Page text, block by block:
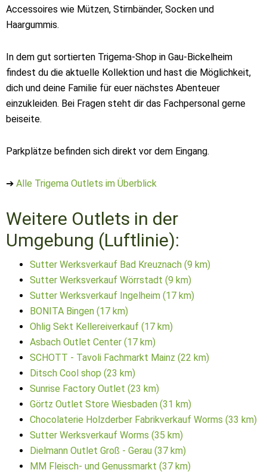
Accessoires wie Mützen, Stirnbänder, Socken und
Haargummis.
In dem gut sortierten Trigema-Shop in Gau-Bickelheim
findest du die aktuelle Kollektion und hast die Möglichkeit,
dich und deine Familie für euer nächstes Abenteuer
einzukleiden. Bei Fragen steht dir das Fachpersonal gerne
beiseite.
Parkplätze befinden sich direkt vor dem Eingang.
➔ Alle Trigema Outlets im Überblick
Weitere Outlets in der
Umgebung (Luftlinie):
Sutter Werksverkauf Bad Kreuznach (9 km)
Sutter Werksverkauf Wörrstadt (9 km)
Sutter Werksverkauf Ingelheim (17 km)
BONITA Bingen (17 km)
Ohlig Sekt Kellereiverkauf (17 km)
Asbach Outlet Center (17 km)
SCHOTT - Tavoli Fachmarkt Mainz (22 km)
Ditsch Cool shop (23 km)
Sunrise Factory Outlet (23 km)
Görtz Outlet Store Wiesbaden (31 km)
Chocolaterie Holzderber Fabrikverkauf Worms (33 km)
Sutter Werksverkauf Worms (35 km)
Dielmann Outlet Groß - Gerau (37 km)
MM Fleisch- und Genussmarkt (37 km)